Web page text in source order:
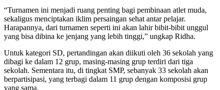
“Turnamen ini menjadi ruang penting bagi pembinaan atlet muda,
sekaligus menciptakan iklim persaingan sehat antar pelajar.
Harapannya, dari turnamen seperti ini akan lahir bibit-bibit unggul
yang bisa dibina ke jenjang yang lebih tinggi,” ungkap Ridha.
Untuk kategori SD, pertandingan akan diikuti oleh 36 sekolah yang
dibagi ke dalam 12 grup, masing-masing grup terdiri dari tiga
sekolah. Sementara itu, di tingkat SMP, sebanyak 33 sekolah akan
berpartisipasi, yang terbagi dalam 11 grup dengan komposisi grup
yang sama.